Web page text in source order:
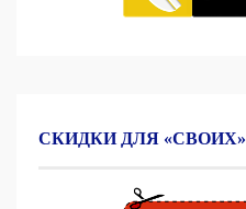
СКИДКИ ДЛЯ «СВОИХ»